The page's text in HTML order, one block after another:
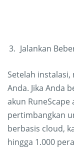
Jalankan
Setelah
Anda. Jika Anda
akun RuneScape
pertimbangkan
berbasis cloud,
hingga 1.000